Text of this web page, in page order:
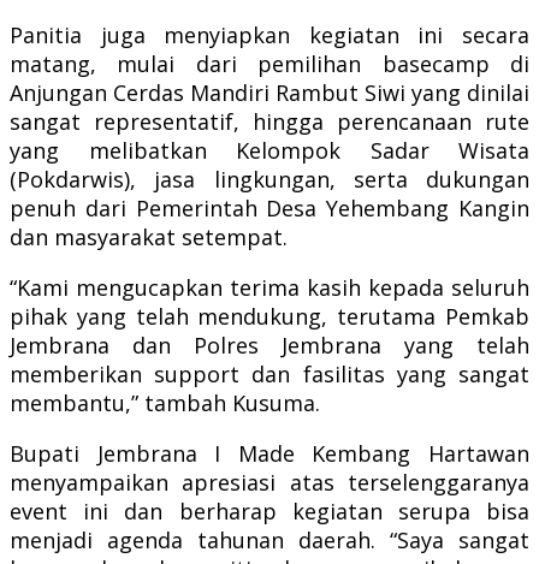
Panitia juga menyiapkan kegiatan ini secara
matang, mulai dari pemilihan basecamp di
Anjungan Cerdas Mandiri Rambut Siwi yang dinilai
sangat representatif, hingga perencanaan rute
yang melibatkan Kelompok Sadar Wisata
(Pokdarwis), jasa lingkungan, serta dukungan
penuh dari Pemerintah Desa Yehembang Kangin
dan masyarakat setempat.
“Kami mengucapkan terima kasih kepada seluruh
pihak yang telah mendukung, terutama Pemkab
Jembrana dan Polres Jembrana yang telah
memberikan support dan fasilitas yang sangat
membantu,” tambah Kusuma.
Bupati Jembrana I Made Kembang Hartawan
menyampaikan apresiasi atas terselenggaranya
event ini dan berharap kegiatan serupa bisa
menjadi agenda tahunan daerah. “Saya sangat